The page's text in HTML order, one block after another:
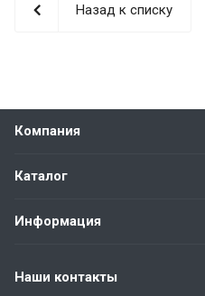
Назад к списку
Компания
Каталог
Информация
Наши контакты